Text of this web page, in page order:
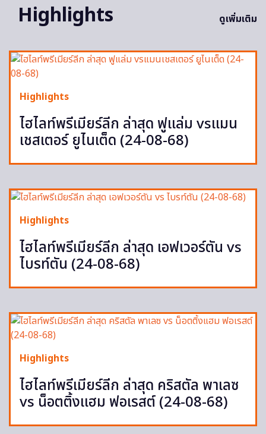
Highlights ดูเพิ่มเติม
Highlights
ไฮไลท์พรีเมียร์ลีก ล่าสุด ฟูแล่ม vsแมน
เชสเตอร์ ยูไนเต็ด (24-08-68)
Highlights
ไฮไลท์พรีเมียร์ลีก ล่าสุด เอฟเวอร์ตัน vs
ไบรท์ตัน (24-08-68)
Highlights
ไฮไลท์พรีเมียร์ลีก ล่าสุด คริสตัล พาเลซ
vs น็อตติ้งแฮม ฟอเรสต์ (24-08-68)